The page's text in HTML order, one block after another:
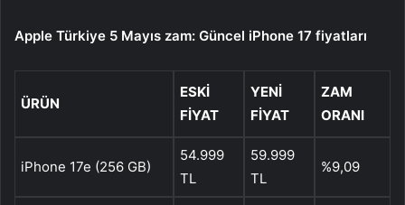
Apple Türkiye 5 Mayıs zam: Güncel iPhone 17 fiyatları
ÜRÜN
ESKI
FIYAT
YENI
FIYAT
ZAM
ORANI
iPhone 17e (256 GB)
54.999
TL
59.999
TL
%9,09